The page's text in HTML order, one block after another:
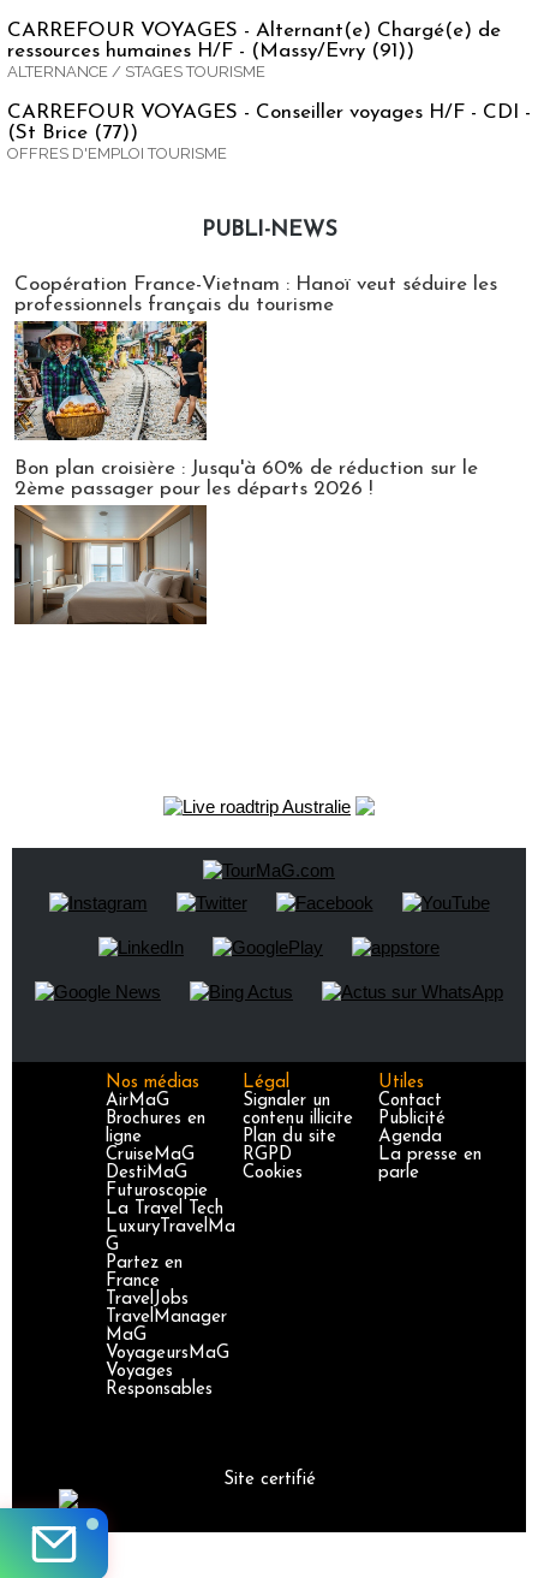
CARREFOUR VOYAGES - Alternant(e) Chargé(e) de
ressources humaines H/F - (Massy/Evry (91))
ALTERNANCE / STAGES TOURISME
CARREFOUR VOYAGES - Conseiller voyages H/F - CDI -
(St Brice (77))
OFFRES D'EMPLOI TOURISME
PUBLI-NEWS
Coopération France-Vietnam : Hanoï veut séduire les
professionnels français du tourisme
Bon plan croisière : Jusqu'à 60% de réduction sur le
2ème passager pour les départs 2026 !
Nos médias
AirMaG
Brochures en
ligne
CruiseMaG
DestiMaG
Futuroscopie
La Travel Tech
LuxuryTravelMa
G
Partez en
France
TravelJobs
TravelManager
MaG
VoyageursMaG
Voyages
Responsables
Légal
Signaler un
contenu illicite
Plan du site
RGPD
Cookies
Utiles
Contact
Publicité
Agenda
La presse en
parle
Site certifié